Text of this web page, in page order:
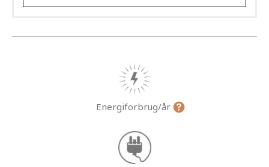
Energiforbrug/år